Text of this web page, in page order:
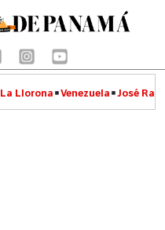
La Llorona Venezuela José